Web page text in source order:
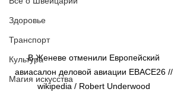
Здоровье
Транспорт
Культура
Магия искусства
В Женеве отменили Европейский
авиасалон деловой авиации EBACE26 //
wikipedia / Robert Underwood